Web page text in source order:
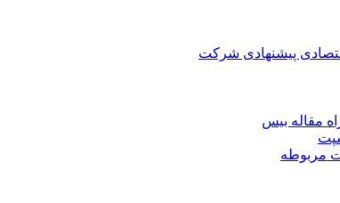
پیشنهادی شرکت
مقاله بیس
مربوطه